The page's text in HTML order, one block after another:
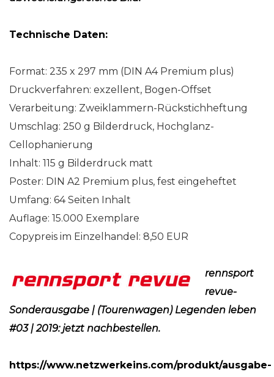
Technische Daten:
Format: 235 x 297 mm (DIN A4 Premium plus)
Druckverfahren: exzellent, Bogen-Offset
Verarbeitung: Zweiklammern-Rückstichheftung
Umschlag: 250 g Bilderdruck, Hochglanz-
Cellophanierung
Inhalt: 115 g Bilderdruck matt
Poster: DIN A2 Premium plus, fest eingeheftet
Umfang: 64 Seiten Inhalt
Auflage: 15.000 Exemplare
Copypreis im Einzelhandel: 8,50 EUR
rennsport
revue-
Sonderausgabe | (Tourenwagen) Legenden leben
#03 | 2019: jetzt nachbestellen.
https://www.netzwerkeins.com/produkt/ausgabe-